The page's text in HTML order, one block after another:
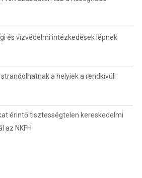
és vízvédelmi intézkedések lépnek
a helyiek a rendkívüli
érintő tisztességtelen kereskedelmi
az NKFH